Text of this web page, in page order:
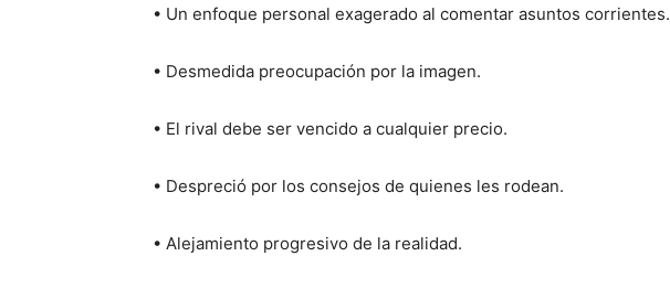
• Un enfoque personal exagerado al comentar asuntos corrientes.
• Desmedida preocupación por la imagen.
• El rival debe ser vencido a cualquier precio.
• Despreció por los consejos de quienes les rodean.
• Alejamiento progresivo de la realidad.